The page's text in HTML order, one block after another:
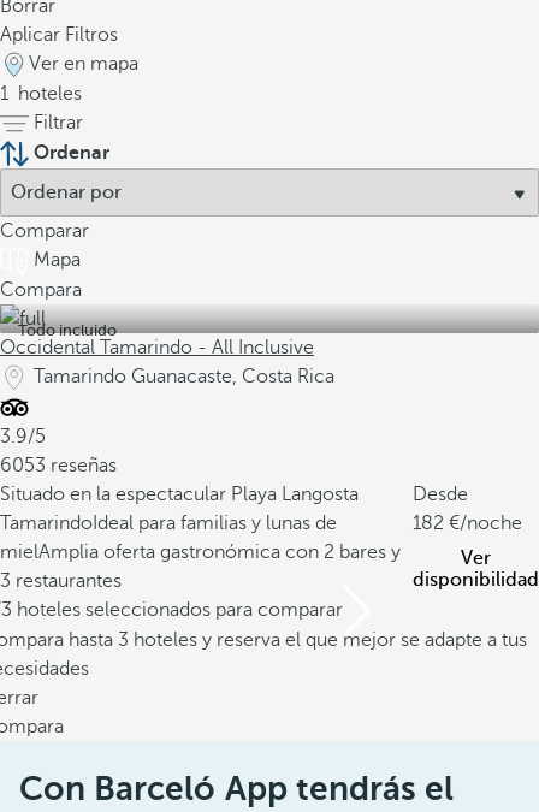
Borrar
Aplicar Filtros
Ver en mapa
1 hoteles
Filtrar
Ordenar
Comparar
Mapa
Compara
Todo incluido
Occidental Tamarindo - All Inclusive
Tamarindo Guanacaste, Costa Rica
3.9/5
6053 reseñas
Situado en la espectacular Playa Langosta
Tamarindo Ideal para familias y lunas de
mielAmplia oferta gastronómica con 2 bares y
3 restaurantes
Desde
182
/noche
Ver
disponibilidad
hoteles seleccionados para comparar
hasta 3 hoteles y reserva el que mejor se adapte a tus
Con Barceló App tendrás el